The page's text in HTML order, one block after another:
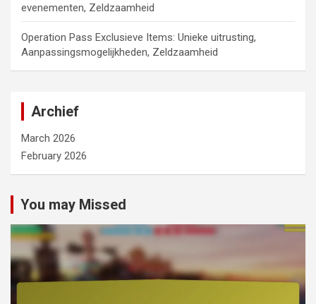
evenementen, Zeldzaamheid
Operation Pass Exclusieve Items: Unieke uitrusting,
Aanpassingsmogelijkheden, Zeldzaamheid
Archief
March 2026
February 2026
You may Missed